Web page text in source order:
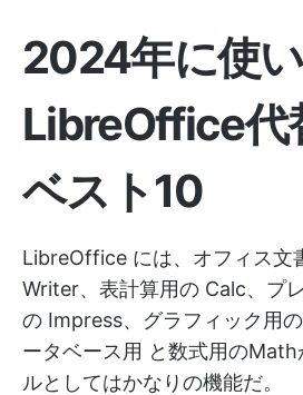
2024年に使
LibreOffice代
ベスト10
LibreOffice には、オフィス文
Writer、表計算用の Calc、プ
の Impress、グラフィック用
ータベース用 と数式用の
ルとしてはかなりの機能だ。